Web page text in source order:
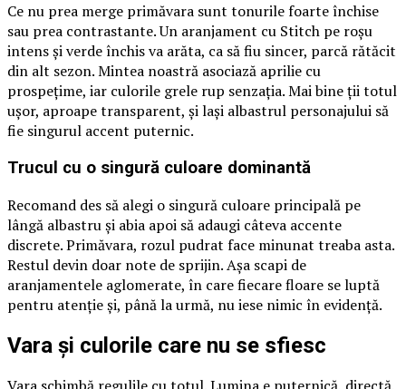
Ce nu prea merge primăvara sunt tonurile foarte închise
sau prea contrastante. Un aranjament cu Stitch pe roșu
intens și verde închis va arăta, ca să fiu sincer, parcă rătăcit
din alt sezon. Mintea noastră asociază aprilie cu
prospețime, iar culorile grele rup senzația. Mai bine ții totul
ușor, aproape transparent, și lași albastrul personajului să
fie singurul accent puternic.
Trucul cu o singură culoare dominantă
Recomand des să alegi o singură culoare principală pe
lângă albastru și abia apoi să adaugi câteva accente
discrete. Primăvara, rozul pudrat face minunat treaba asta.
Restul devin doar note de sprijin. Așa scapi de
aranjamentele aglomerate, în care fiecare floare se luptă
pentru atenție și, până la urmă, nu iese nimic în evidență.
Vara și culorile care nu se sfiesc